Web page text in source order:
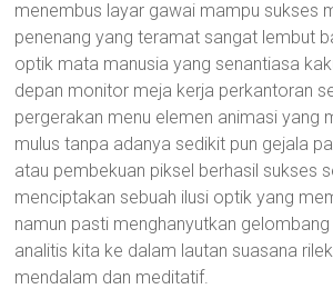
menembus layar gawai mampu sukses
penenang yang teramat sangat lembut
optik mata manusia yang senantiasa
depan monitor meja kerja perkantoran
pergerakan menu elemen animasi yang
mulus tanpa adanya sedikit pun gejala
atau pembekuan piksel berhasil sukses
menciptakan sebuah ilusi optik yang
namun pasti menghanyutkan
analitis kita ke dalam lautan suasana
mendalam dan meditatif.